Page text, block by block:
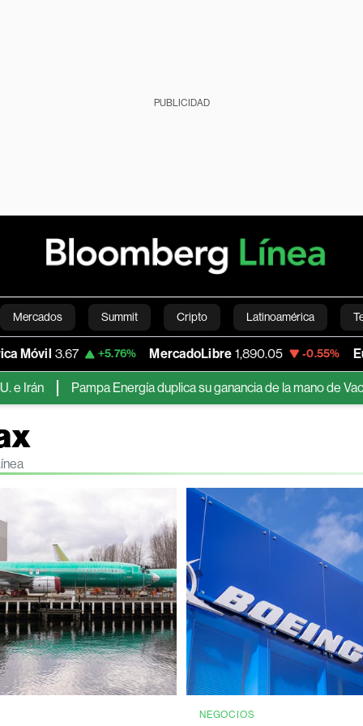
PUBLICIDAD
Mercados Summit Cripto Latinoamérica
Economía Estilo de vida Mundo Videos
+5.76% MercadoLibre 1,890.05 -0.55% Euro/Dólar
Pampa Energía duplica su ganancia de la mano de Vaca Muerta
NEGOCIOS